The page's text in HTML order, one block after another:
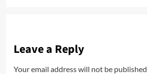
Leave a Reply
Your email address will not be published.